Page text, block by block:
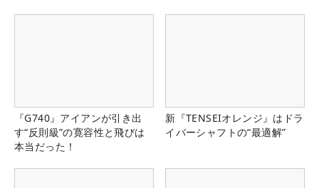
『G740』アイアンが引き出
す“反則級”の寛容性と飛びは
本当だった！
新『TENSEIオレンジ』はドラ
イバーシャフトの“最適解”